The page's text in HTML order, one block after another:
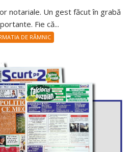
notariale. Un gest făcut în grabă
Fie că...
DE RÂMNIC